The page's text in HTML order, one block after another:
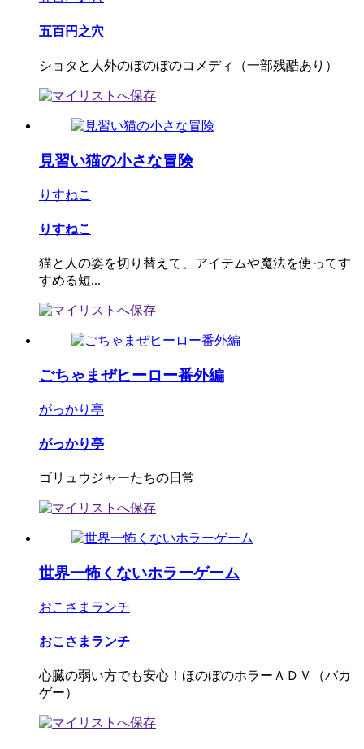
五百円之穴
ショタと人外のぼのぼのコメディ（一部残酷あり）
見習い猫の小さな冒険
りすねこ
りすねこ
猫と人の姿を切り替えて、アイテムや魔法を使ってす
すめる短...
ごちゃまぜヒーロー番外編
がっかり亭
がっかり亭
ゴリュウジャーたちの日常
世界一怖くないホラーゲーム
おこさまランチ
おこさまランチ
心臓の弱い方でも安心！ほのぼのホラーＡＤＶ（バカ
ゲー）